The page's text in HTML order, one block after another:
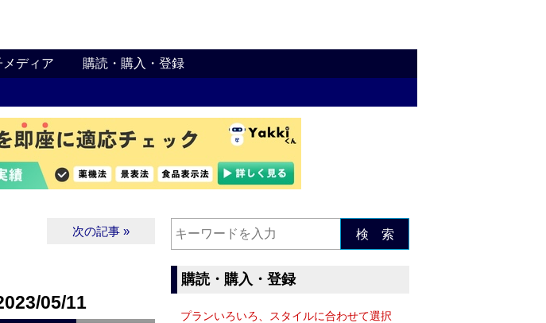
ディア 購読・購入・登録
次の記事 »
05/11
検 索
購読・購入・登録
プランいろいろ、スタイルに合わせて選択